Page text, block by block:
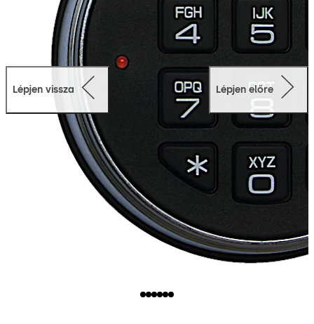
Lépjen vissza Lépjen előre